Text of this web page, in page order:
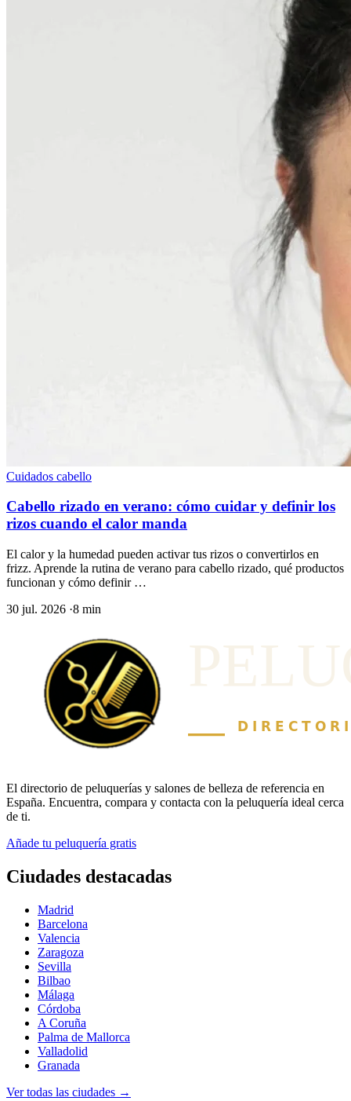
Cuidados cabello
Cabello rizado en verano: cómo cuidar y definir los
rizos cuando el calor manda
El calor y la humedad pueden activar tus rizos o convertirlos en
frizz. Aprende la rutina de verano para cabello rizado, qué productos
funcionan y cómo definir …
30 jul. 2026 ·8 min
El directorio de peluquerías y salones de belleza de referencia en
España. Encuentra, compara y contacta con la peluquería ideal cerca
de ti.
Añade tu peluquería gratis
Ciudades destacadas
Madrid
Barcelona
Valencia
Zaragoza
Sevilla
Bilbao
Málaga
Córdoba
A Coruña
Palma de Mallorca
Valladolid
Granada
Ver todas las ciudades →